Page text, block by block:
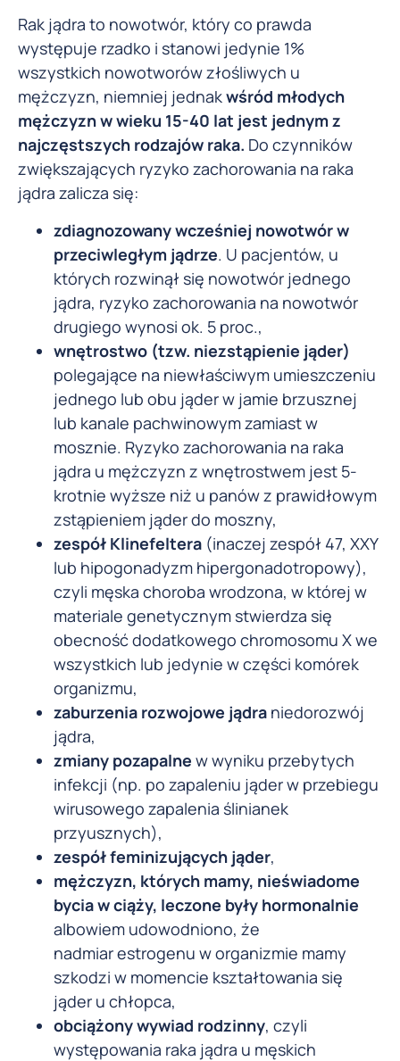
Rak jądra to nowotwór, który co prawda
występuje rzadko i stanowi jedynie 1%
wszystkich nowotworów złośliwych u
mężczyzn, niemniej jednakwśród młodych
mężczyzn w wieku 15-40 lat jest jednym z
najczęstszych rodzajów raka. Do czynników
zwiększających ryzyko zachorowania na raka
jądra zalicza się:
zdiagnozowany wcześniej nowotwór w
przeciwległym jądrze. U pacjentów, u
których rozwinął się nowotwór jednego
jądra, ryzyko zachorowania na nowotwór
drugiego wynosi ok. 5 proc.,
wnętrostwo (tzw. niezstąpienie jąder)
polegające na niewłaściwym umieszczeniu
jednego lub obu jąder w jamie brzusznej
lub kanale pachwinowym zamiast w
mosznie. Ryzyko zachorowania na raka
jądra u mężczyzn z wnętrostwem jest 5-
krotnie wyższe niż u panów z prawidłowym
zstąpieniem jąder do moszny,
zespół Klinefeltera (inaczej zespół 47, XXY
lub hipogonadyzm hipergonadotropowy),
czyli męska choroba wrodzona, w której w
materiale genetycznym stwierdza się
obecność dodatkowego chromosomu X we
wszystkich lub jedynie w części komórek
organizmu,
zaburzenia rozwojowe jądra niedorozwój
jądra,
zmiany pozapalne w wyniku przebytych
infekcji (np. po zapaleniu jąder w przebiegu
wirusowego zapalenia ślinianek
przyusznych),
zespół feminizujących jąder,
mężczyzn, których mamy, nieświadome
bycia w ciąży, leczone były hormonalnie
albowiem udowodniono, że
nadmiar estrogenu w organizmie mamy
szkodzi w momencie kształtowania się
jąder u chłopca,
obciążony wywiad rodzinny, czyli
występowania raka jądra u męskich